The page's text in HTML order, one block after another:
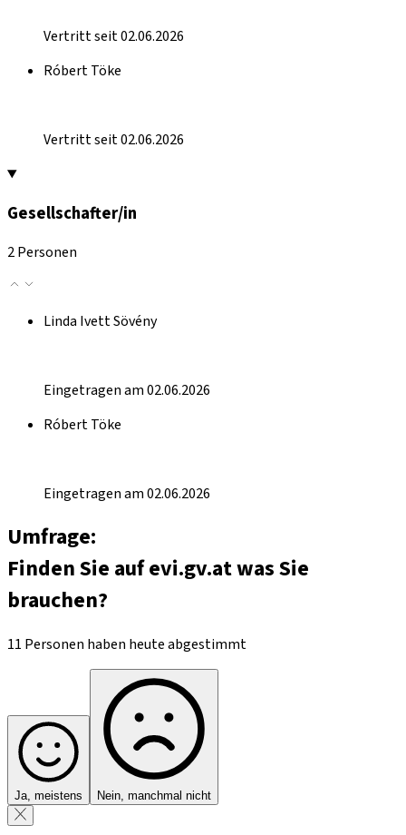
Vertritt seit 02.06.2026
Róbert Töke
Vertritt seit 02.06.2026
Gesellschafter/in
2 Personen
Linda Ivett Sövény
Eingetragen am 02.06.2026
Róbert Töke
Eingetragen am 02.06.2026
Umfrage:
Finden Sie auf evi.gv.at was Sie
brauchen?
11 Personen haben heute abgestimmt
Ja, meistens Nein, manchmal nicht